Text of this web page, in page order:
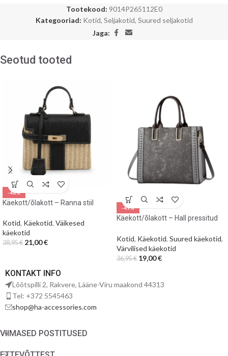
Tootekood: 9014P265112E0
Kategooriad: Kotid, Seljakotid, Suured seljakotid
Jaga:
Seotud tooted
-46%
Käekott/õlakott – Ranna stiil
Kotid, Käekotid, Väikesed
käekotid
38,95€ 21,00€
-49%
Käekott/õlakott – Hall pressitud
Kotid, Käekotid, Suured käekotid,
Värvilised käekotid
36,95€ 19,00€
KONTAKT INFO
Lõõtspilli 2, Rakvere, Lääne-Viru maakond 44313
Tel: +372 5545463
shop@ha-accessories.com
VIIMASED POSTITUSED